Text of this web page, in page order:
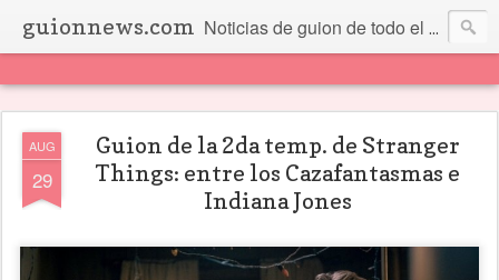
guionnews.com Noticias de guion de todo el mundo... Y más.
AUG
29
Guion de la 2da temp. de Stranger
Things: entre los Cazafantasmas e
Indiana Jones